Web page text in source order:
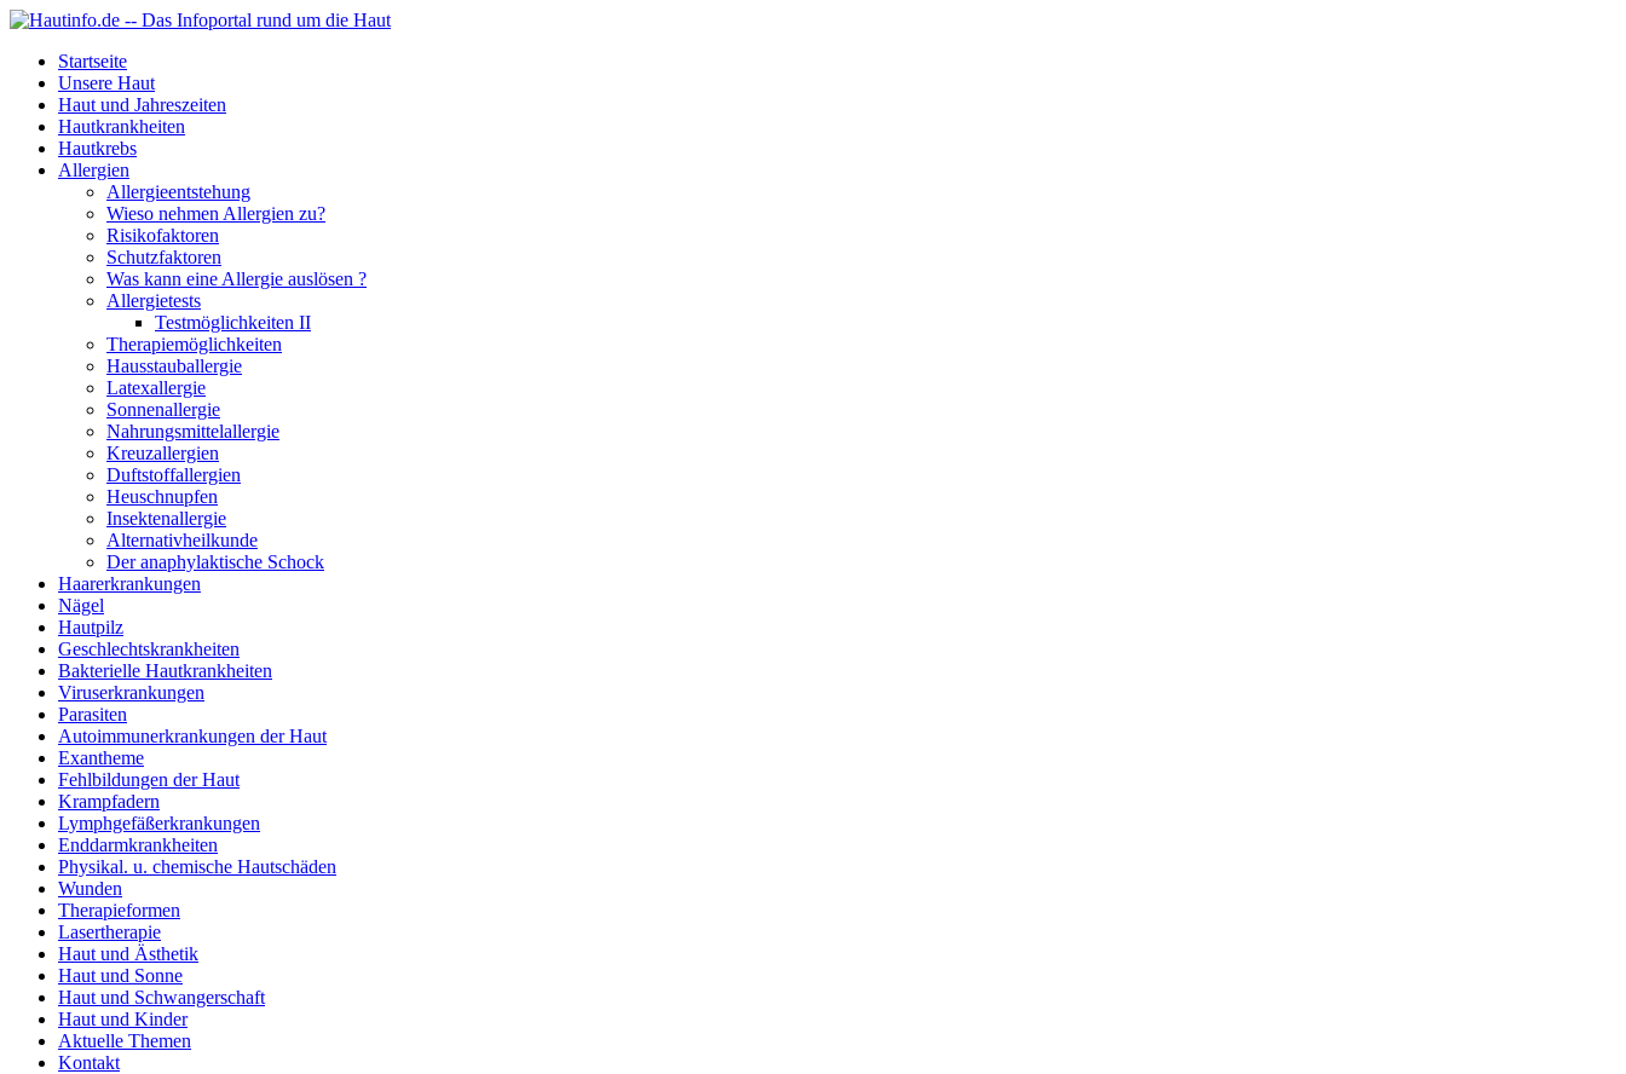
Startseite
Unsere Haut
Haut und Jahreszeiten
Hautkrankheiten
Hautkrebs
Allergien
Allergieentstehung
Wieso nehmen Allergien zu?
Risikofaktoren
Schutzfaktoren
Was kann eine Allergie auslösen ?
Allergietests
Testmöglichkeiten II
Therapiemöglichkeiten
Hausstauballergie
Latexallergie
Sonnenallergie
Nahrungsmittelallergie
Kreuzallergien
Duftstoffallergien
Heuschnupfen
Insektenallergie
Alternativheilkunde
Der anaphylaktische Schock
Haarerkrankungen
Nägel
Hautpilz
Geschlechtskrankheiten
Bakterielle Hautkrankheiten
Viruserkrankungen
Parasiten
Autoimmunerkrankungen der Haut
Exantheme
Fehlbildungen der Haut
Krampfadern
Lymphgefäßerkrankungen
Enddarmkrankheiten
Physikal. u. chemische Hautschäden
Wunden
Therapieformen
Lasertherapie
Haut und Ästhetik
Haut und Sonne
Haut und Schwangerschaft
Haut und Kinder
Aktuelle Themen
Kontakt